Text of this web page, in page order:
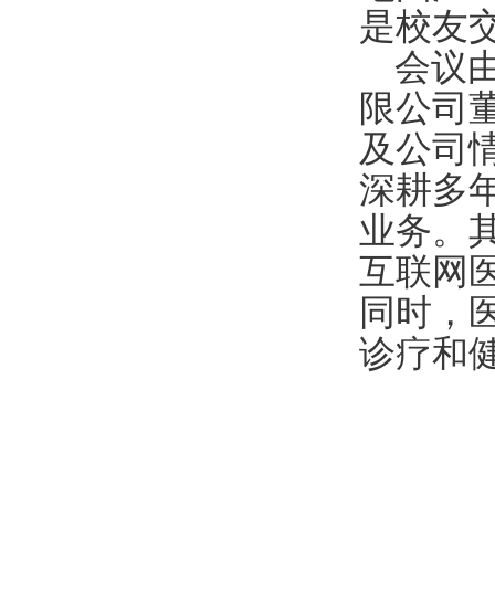
是校友
会议
限公司
及公司
深耕多
业务。
互联网
同时，
诊疗和